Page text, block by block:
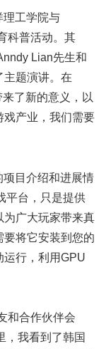
理工学院与
科普活动。其
Lian先生和
主题演讲。在
了新的意义，以
戏产业，我们需要
项目介绍和进展情
平台，只是提供
为广大玩家带来真
将它安装到您的
运行，利用GPU
和合作伙伴会
，我看到了韩国